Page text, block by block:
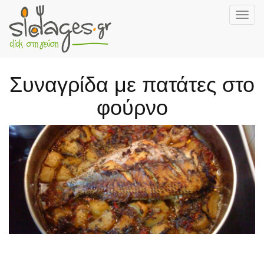
Skip
content
Συναγρίδα με πατάτες στο
φούρνο